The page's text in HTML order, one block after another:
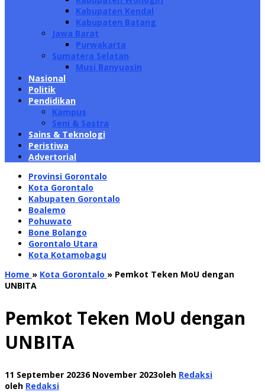
Kabupaten Kendal
Kabupaten Batang
Jawa Barat
Purwakarta
Sumatera Selatan
Musi Banyuasin
Nasional
Politik
Pendidikan
Kampus
Seni & Sastra
Sains & Teknologi
Peristiwa
Advertorial
Provinsi Gorontalo
Kota Gorontalo
Kabupaten Gorontalo
Boalemo
Pohuwato
Bone Bolango
Gorontalo Utara
Kota Kotamobagu
Home » Kota Gorontalo » Pemkot Teken MoU dengan
UNBITA
Pemkot Teken MoU dengan
UNBITA
11 September 20236 November 2023oleh Redaksi
oleh Redaksi